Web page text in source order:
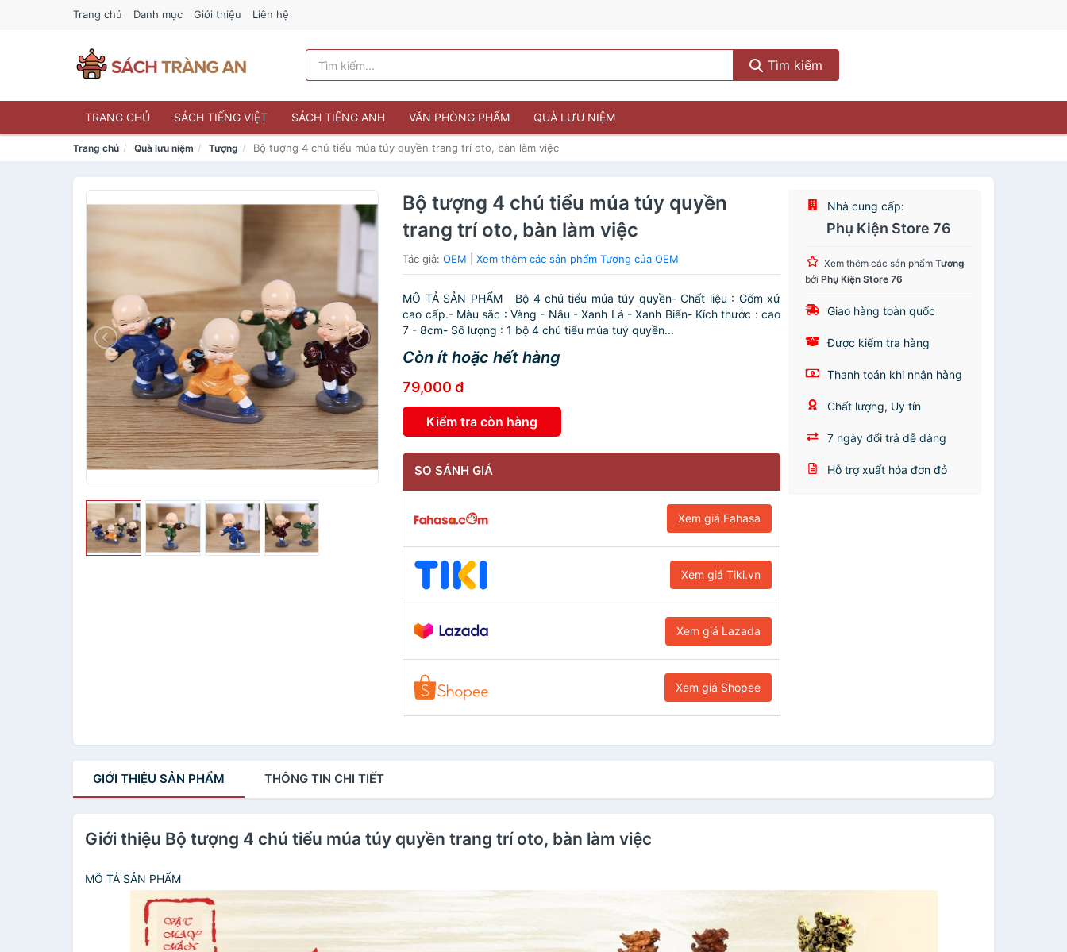
Trang chủ Danh mục Giới thiệu Liên hệ
Tìm kiếm
TRANG CHỦ SÁCH TIẾNG VIỆT SÁCH TIẾNG ANH VĂN PHÒNG PHẨM QUÀ LƯU NIỆM
Trang chủ Quà lưu niệm Tượng Bộ tượng 4 chú tiểu múa túy quyền trang trí oto, bàn làm việc
Bộ tượng 4 chú tiểu múa túy quyền
trang trí oto, bàn làm việc
Tác giả:OEM |Xem thêm các sản phẩm Tượng của OEM
MÔ TẢ SẢN PHẨM Bộ 4 chú tiểu múa túy quyền- Chất liệu : Gốm xứ
cao cấp.- Màu sắc : Vàng - Nâu - Xanh Lá - Xanh Biển- Kích thước : cao
7 - 8cm- Số lượng : 1 bộ 4 chú tiểu múa tuý quyền...
Còn ít hoặc hết hàng
79,000 đ
Kiểm tra còn hàng
SO SÁNH GIÁ
Xem giá Fahasa
Xem giá Tiki.vn
Xem giá Lazada
Xem giá Shopee
Nhà cung cấp:
Phụ Kiện Store 76
Xem thêm các sản phẩmTượng
bởiPhụ Kiện Store 76
Giao hàng toàn quốc
Được kiểm tra hàng
Thanh toán khi nhận hàng
Chất lượng, Uy tín
7 ngày đổi trả dễ dàng
Hỗ trợ xuất hóa đơn đỏ
GIỚI THIỆU SẢN PHẨM THÔNG TIN CHI TIẾT
Giới thiệu Bộ tượng 4 chú tiểu múa túy quyền trang trí oto, bàn làm việc
MÔ TẢ SẢN PHẨM